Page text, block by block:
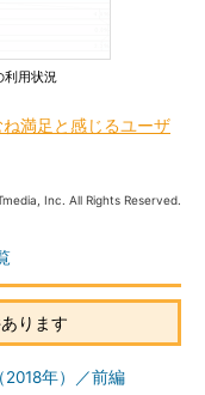
利用状況
満足と感じるユーザ
Inc. All Rights Reserved.
ります
年）／前編